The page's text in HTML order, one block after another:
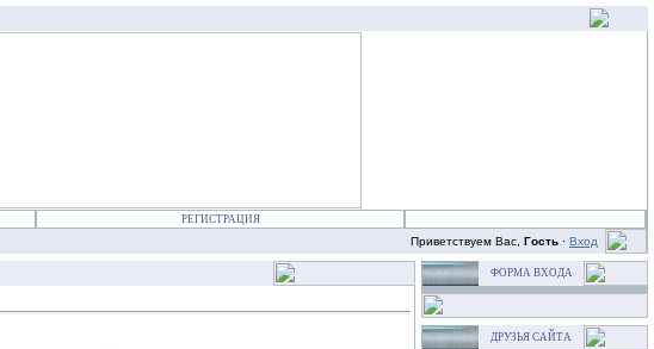
РЕГИСТРАЦИЯ
Приветствуем Вас, Гость · Вход
ФОРМА ВХОДА
ДРУЗЬЯ САЙТА